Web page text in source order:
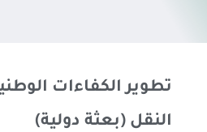
تطوير الكفاءات
النقل (بعثة دولية)